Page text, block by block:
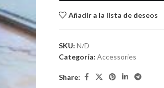
Añadir a la lista de deseos
SKU: N/D
Categoría: Accessories
Share: